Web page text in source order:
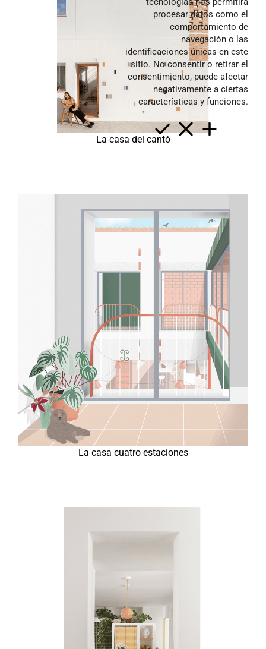
procesar datos como el
comportamiento de
navegación o las
identificaciones únicas en este
sitio. No consentir o retirar el
consentimiento, puede afectar
negativamente a ciertas
características y funciones.
Concursos
Contacto
Arquitectas
Servicios
Recorrido
val cast en
La casa del cantó
La casa cuatro estaciones